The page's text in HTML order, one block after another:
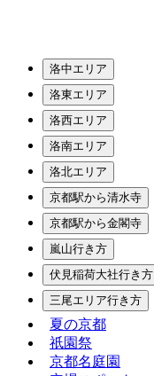
洛中エリア
洛東エリア
洛西エリア
洛南エリア
洛北エリア
京都駅から清水寺
京都駅から金閣寺
嵐山行き方
伏見稲荷大社行き方
三尾エリア行き方
夏の京都
祇園祭
京都名庭園